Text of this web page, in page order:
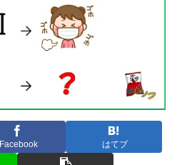
Facebook はてブ